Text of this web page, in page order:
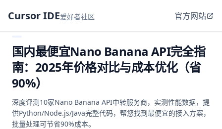
Cursor IDE爱好者社区 官方网站
国内最便宜Nano Banana API完全指
南：2025年价格对比与成本优化（省
90%）
深度评测10家Nano Banana API中转服务商，实测性能数据，提
供Python/Node.js/Java完整代码，帮您找到最便宜的接入方案，
批量处理可节省90%成本。